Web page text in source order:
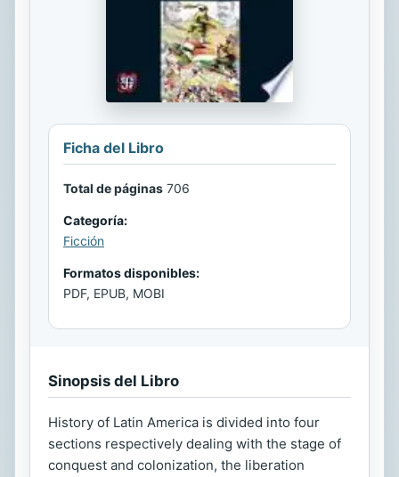
Ficha del Libro
Total de páginas 706
Categoría:
Ficción
Formatos disponibles:
PDF, EPUB, MOBI
Sinopsis del Libro
History of Latin America is divided into four
sections respectively dealing with the stage of
conquest and colonization, the liberation